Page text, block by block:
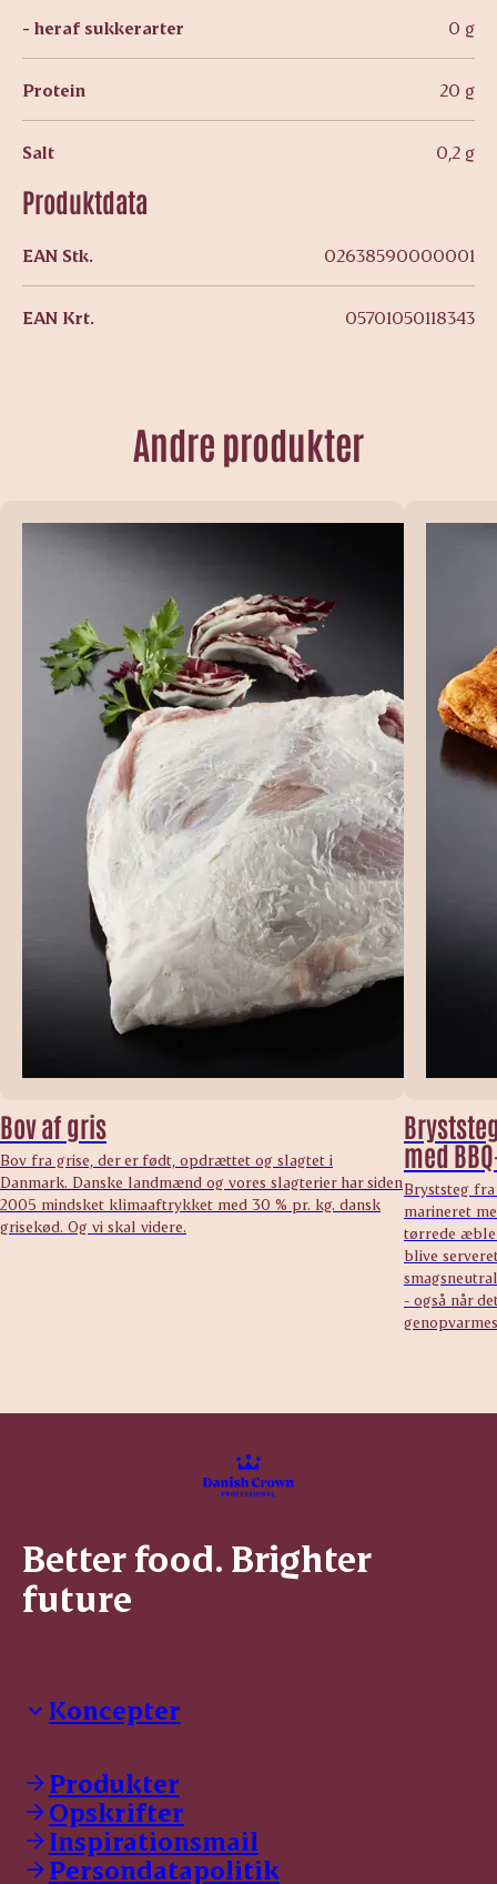
- heraf sukkerarter 0 g
Protein 20 g
Salt 0,2 g
Produktdata
EAN Stk. 02638590000001
EAN Krt. 05701050118343
Andre produkter
Bov af gris
Bov fra grise, der er født, opdrættet og slagtet i
Danmark. Danske landmænd og vores slagterier har siden
2005 mindsket klimaaftrykket med 30 % pr. kg. dansk
grisekød. Og vi skal videre.
med
Bryststeg
marineret
tørrede
blive
- også når
Better food. Brighter
future
Koncepter
Dyrbar
GØL
Tulip
Friland
Dansk Kødkvæg
Produkter
Opskrifter
Inspirationsmail
Persondatapolitik